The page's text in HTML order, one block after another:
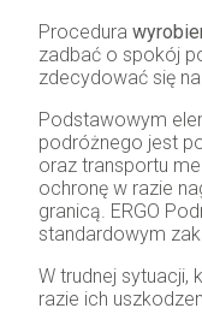
Procedura
zadbać o spokój
zdecydować się na
Podstawowym
podróżnego jest
oraz transportu
ochronę w razie
granicą. ERGO
standardowym
W trudnej sytuacji,
razie ich